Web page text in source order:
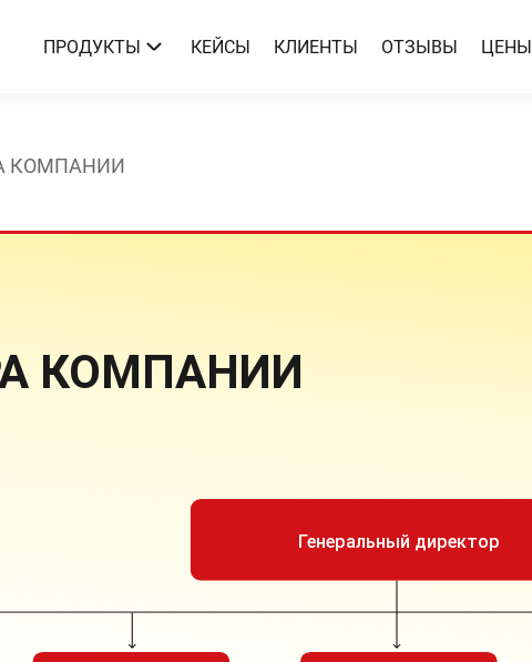
ПРОДУКТЫ КЕЙСЫ КЛИЕНТЫ ОТЗЫВЫ ЦЕНЫ
КОМПАНИИ
КОМПАНИИ
Генеральный директор